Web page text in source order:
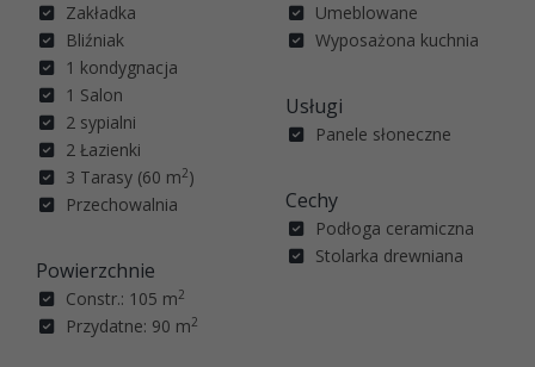
Zakładka
Bliźniak
1 kondygnacja
1 Salon
2 sypialni
2 Łazienki
3 Tarasy (60 m2)
Przechowalnia
Powierzchnie
Constr.: 105 m2
Przydatne: 90 m2
Umeblowane
Wyposażona kuchnia
Usługi
Panele słoneczne
Cechy
Podłoga ceramiczna
Stolarka drewniana